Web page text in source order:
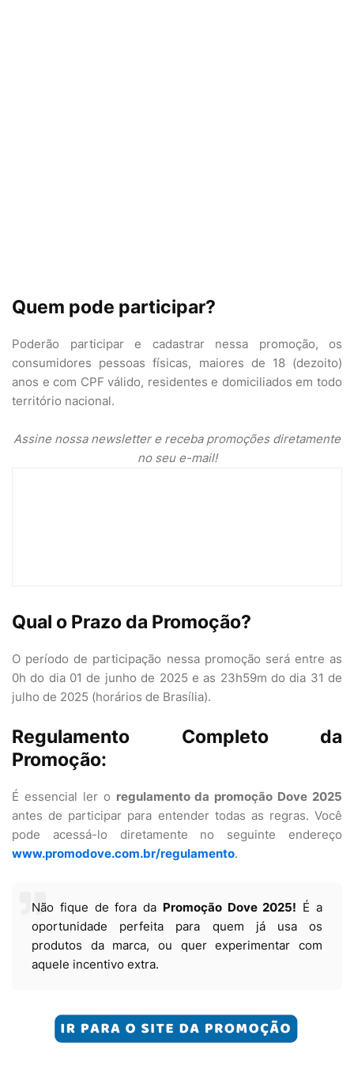
Quem pode participar?
Poderão participar e cadastrar nessa promoção, os
consumidores pessoas físicas, maiores de 18 (dezoito)
anos e com CPF válido, residentes e domiciliados em todo
território nacional.
Assine nossa newsletter e receba promoções diretamente
no seu e-mail!
Qual o Prazo da Promoção?
O período de participação nessa promoção será entre as
0h do dia 01 de junho de 2025 e as 23h59m do dia 31 de
julho de 2025 (horários de Brasília).
Regulamento Completo da
Promoção:
É essencial ler o regulamento da promoção Dove 2025
antes de participar para entender todas as regras. Você
pode acessá-lo diretamente no seguinte endereço
www.promodove.com.br/regulamento.
Não fique de fora da Promoção Dove 2025! É a
oportunidade perfeita para quem já usa os
produtos da marca, ou quer experimentar com
aquele incentivo extra.